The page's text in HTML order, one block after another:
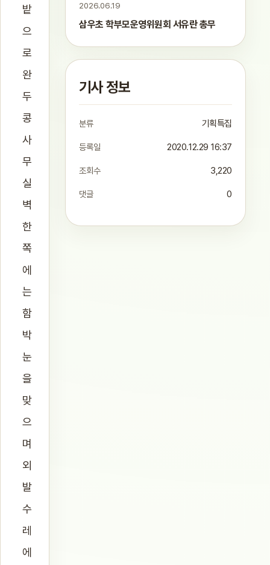
밭
으
로
완
두
콩
사
무
실
벽
한
쪽
에
는
함
박
눈
을
맞
으
며
외
발
수
레
에
2026.06.19
삼우초 학부모운영위원회 서유란 총무
기사 정보
분류 기획특집
등록일 2020.12.29 16:37
조회수 3,220
댓글 0